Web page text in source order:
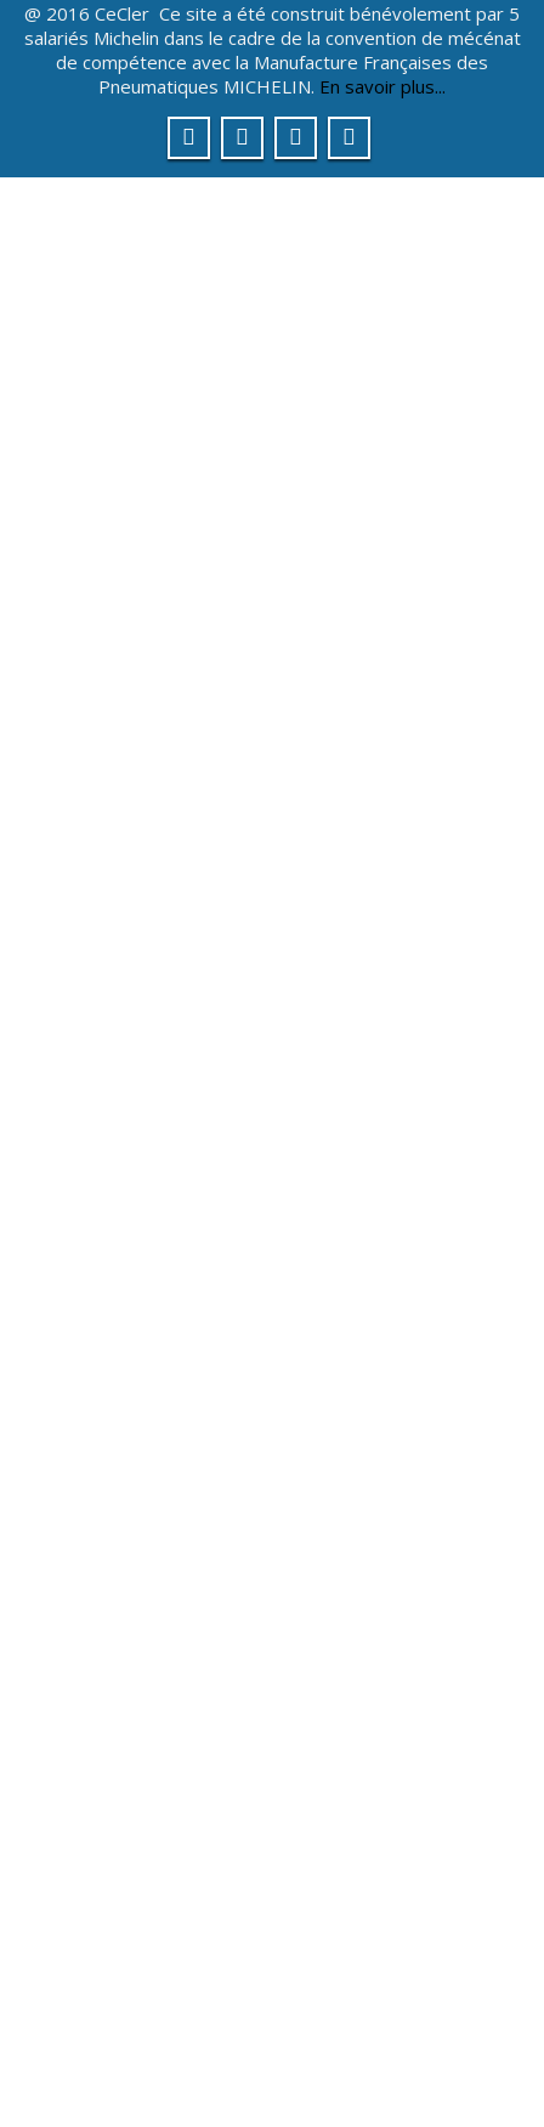
@ 2016 CeCler Ce site a été construit bénévolement par 5
salariés Michelin dans le cadre de la convention de mécénat
de compétence avec la Manufacture Françaises des
Pneumatiques MICHELIN. En savoir plus...